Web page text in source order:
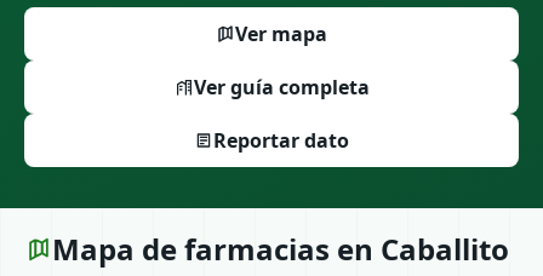
Ver mapa
Ver guía completa
Reportar dato
Mapa de farmacias en Caballito